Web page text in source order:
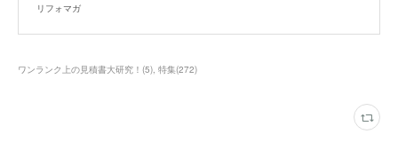
リフォマガ
ワンランク上の見積書大研究！ (5) 特集(272)